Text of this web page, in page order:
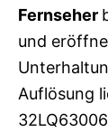
Fernseher
und
Auflösung